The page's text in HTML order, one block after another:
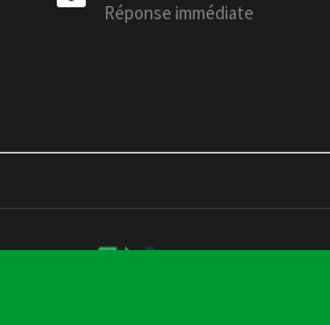
Réponse immédiate